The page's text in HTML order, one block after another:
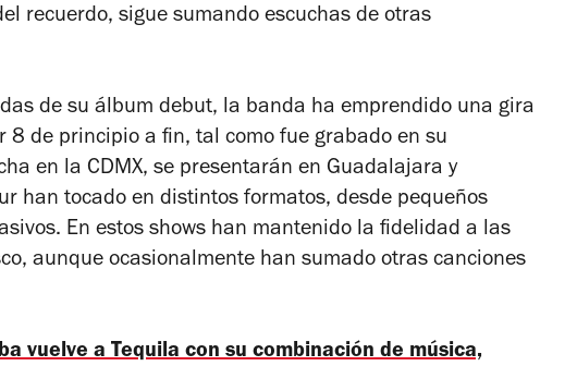
recuerdo, sigue sumando escuchas de otras
de su álbum debut, la banda ha emprendido una gira
8 de principio a fin, tal como fue grabado en su
en la CDMX, se presentarán en Guadalajara y
han tocado en distintos formatos, desde pequeños
En estos shows han mantenido la fidelidad a las
aunque ocasionalmente han sumado otras canciones
vuelve a Tequila con su combinación de música,